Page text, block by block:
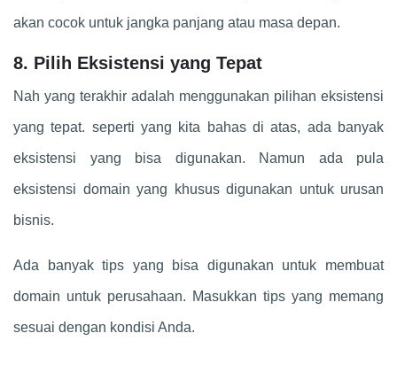
akan cocok untuk jangka panjang atau masa depan.
8. Pilih Eksistensi yang Tepat
Nah yang terakhir adalah menggunakan pilihan eksistensi
yang tepat. seperti yang kita bahas di atas, ada banyak
eksistensi yang bisa digunakan. Namun ada pula
eksistensi domain yang khusus digunakan untuk urusan
bisnis.
Ada banyak tips yang bisa digunakan untuk membuat
domain untuk perusahaan. Masukkan tips yang memang
sesuai dengan kondisi Anda.